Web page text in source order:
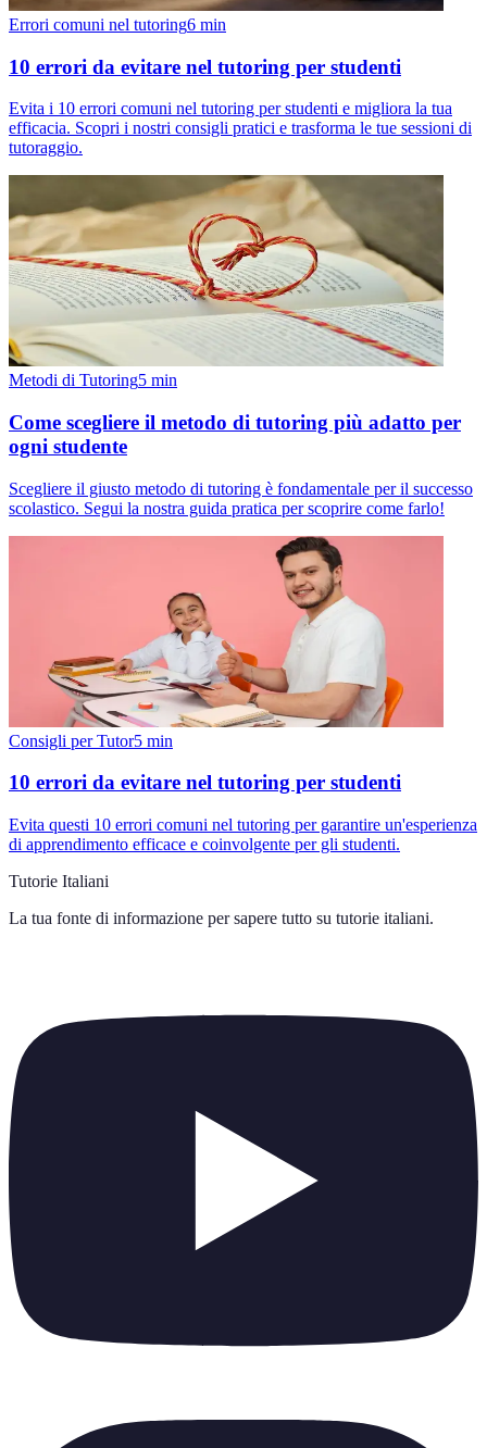
Errori comuni nel tutoring6 min
10 errori da evitare nel tutoring per studenti
Evita i 10 errori comuni nel tutoring per studenti e migliora la tua
efficacia. Scopri i nostri consigli pratici e trasforma le tue sessioni di
tutoraggio.
Metodi di Tutoring5 min
Come scegliere il metodo di tutoring più adatto per
ogni studente
Scegliere il giusto metodo di tutoring è fondamentale per il successo
scolastico. Segui la nostra guida pratica per scoprire come farlo!
Consigli per Tutor5 min
10 errori da evitare nel tutoring per studenti
Evita questi 10 errori comuni nel tutoring per garantire un'esperienza
di apprendimento efficace e coinvolgente per gli studenti.
Tutorie Italiani
La tua fonte di informazione per sapere tutto su tutorie italiani.